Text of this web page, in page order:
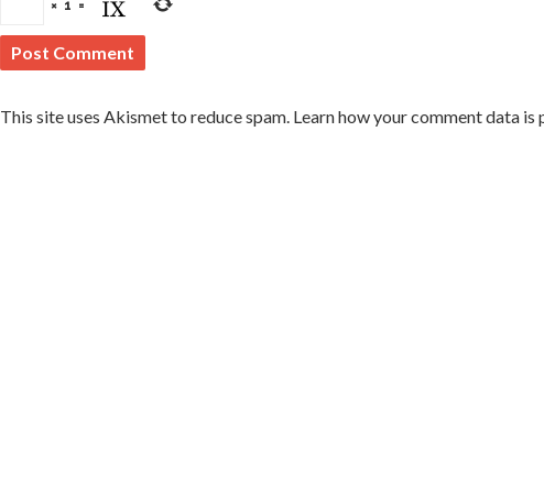
× 1 =
This site uses Akismet to reduce spam. Learn how your comment data is